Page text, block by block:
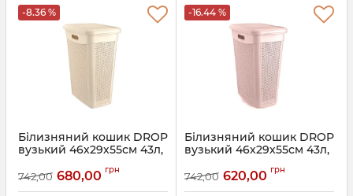
-8.36 %
Білизняний кошик DROP
вузький 46х29х55см 43л,
Артикул: 174002
742,00 680,00 грн
-16.44 %
Білизняний кошик DROP
вузький 46х29х55см 43л,
Артикул: 174002.1
742,00 620,00 грн